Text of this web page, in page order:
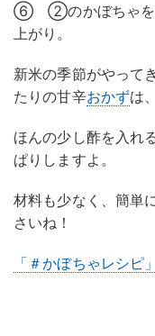
⑥ ②のかぼちゃを戻
上がり。
新米の季節がやって
たりの甘辛おかずは
ほんの少し酢を入れ
ぱりしますよ。
材料も少なく、簡単
さいね！
「＃かぼちゃレシピ